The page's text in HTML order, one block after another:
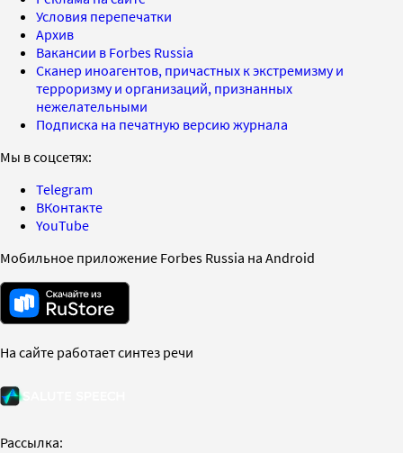
Условия перепечатки
Архив
Вакансии в Forbes Russia
Сканер иноагентов, причастных к экстремизму и
терроризму и организаций, признанных
нежелательными
Подписка на печатную версию журнала
Мы в соцсетях:
Telegram
ВКонтакте
YouTube
Мобильное приложение Forbes Russia на Android
На сайте работает синтез речи
Рассылка: